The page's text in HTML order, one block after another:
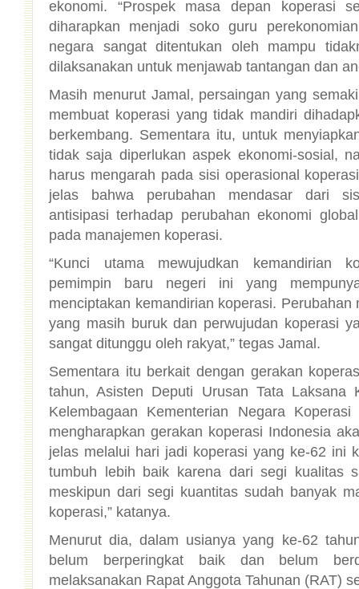
dilaksanakan untuk menjawab tantangan dan
Masih menurut Jamal, persaingan yang
membuat koperasi yang tidak mandiri
berkembang. Sementara itu, untuk
tidak saja diperlukan aspek ekonomi-sosial,
harus mengarah pada sisi operasional
jelas bahwa perubahan mendasar dari
antisipasi terhadap perubahan ekonomi
pada manajemen koperasi.
“Kunci utama mewujudkan kemandirian
pemimpin baru negeri ini yang
menciptakan kemandirian koperasi. Perubahan
yang masih buruk dan perwujudan koperasi
sangat ditunggu oleh rakyat,” tegas Jamal.
Sementara itu berkait dengan gerakan
tahun, Asisten Deputi Urusan Tata Laksana
Kelembagaan Kementerian Negara
mengharapkan gerakan koperasi Indonesia
jelas melalui hari jadi koperasi yang ke-62 ini
tumbuh lebih baik karena dari segi kualitas
meskipun dari segi kuantitas sudah banyak
koperasi,” katanya.
Menurut dia, dalam usianya yang ke-62
belum berperingkat baik dan belum
melaksanakan Rapat Anggota Tahunan (RAT)